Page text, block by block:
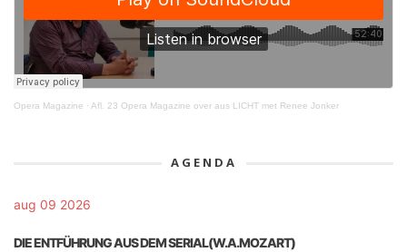
Opera Magazine · Afl. 23 Opera Magazine over aus LICHT met Renee Jonker
AGENDA
aug 09 2026
DIE ENTFÜHRUNG AUS DEM SERIAL(W.A.MOZART)